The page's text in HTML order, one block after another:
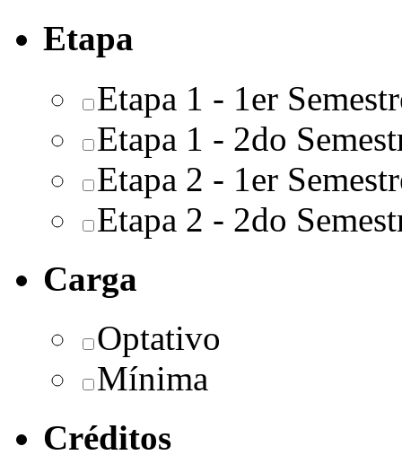
Etapa
Etapa 1 - 1er
Etapa 1 - 2do
Etapa 2 - 1er
Etapa 2 - 2do
Carga
Optativo
Mínima
Créditos